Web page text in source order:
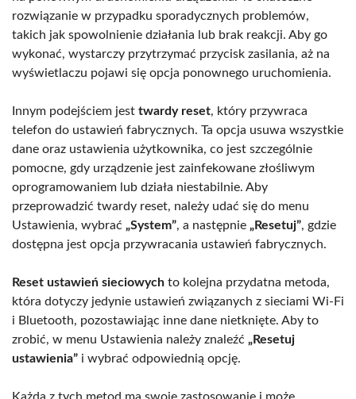
rozwiązanie w przypadku sporadycznych problemów,
takich jak spowolnienie działania lub brak reakcji. Aby go
wykonać, wystarczy przytrzymać przycisk zasilania, aż na
wyświetlaczu pojawi się opcja ponownego uruchomienia.
Innym podejściem jest twardy reset, który przywraca
telefon do ustawień fabrycznych. Ta opcja usuwa wszystkie
dane oraz ustawienia użytkownika, co jest szczególnie
pomocne, gdy urządzenie jest zainfekowane złośliwym
oprogramowaniem lub działa niestabilnie. Aby
przeprowadzić twardy reset, należy udać się do menu
Ustawienia, wybrać „System”, a następnie „Resetuj”, gdzie
dostępna jest opcja przywracania ustawień fabrycznych.
Reset ustawień sieciowych to kolejna przydatna metoda,
która dotyczy jedynie ustawień związanych z sieciami Wi-Fi
i Bluetooth, pozostawiając inne dane nietknięte. Aby to
zrobić, w menu Ustawienia należy znaleźć „Resetuj
ustawienia” i wybrać odpowiednią opcję.